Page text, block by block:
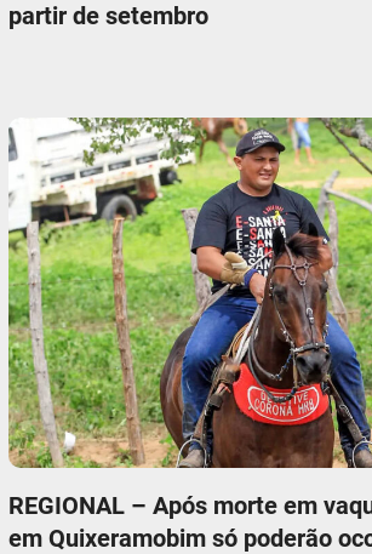
partir de setembro
REGIONAL – Após morte em
em Quixeramobim só poderão